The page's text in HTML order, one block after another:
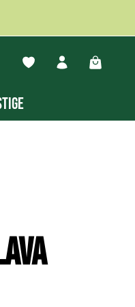
Du hast 0 Produkte